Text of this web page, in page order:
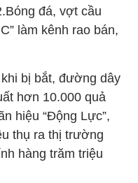
đá, vợt cầu
làm kênh rao bán,
bị bắt, đường dây
hơn 10.000 quả
hiệu “Động Lực”,
thụ ra thị trường
hàng trăm triệu